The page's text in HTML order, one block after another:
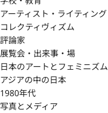
アーティスト・ライティング
コレクティヴィズム
評論家
展覧会・出来事・場
日本のアートとフェミニズム
アジアの中の日本
1980年代
写真とメディア